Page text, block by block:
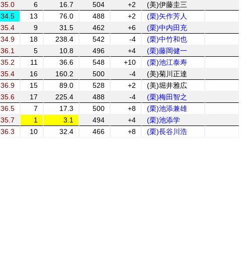
35.0 6 16.7 504 +2
(美)伊藤圭三
34.5 13 76.0 488 +2
(栗)矢作芳人
35.4 9 31.5 462 +6
(栗)中内田充
34.9 18 238.4 542 -4
(栗)中竹和也
36.1 5 10.8 496 +4
(栗)藤岡健一
35.2 11 36.6 548 +10
(栗)池江泰寿
35.4 16 160.2 500 -4
(美)菊川正達
36.9 15 89.0 528 +2
(美)堀井雅広
35.6 17 225.4 488 -4
(栗)梅田智之
36.5 7 17.3 500 +8
(栗)池添兼雄
35.7 1 3.1 494 +4
(栗)池添学
36.3 10 32.4 466 +8 (栗)長谷川浩